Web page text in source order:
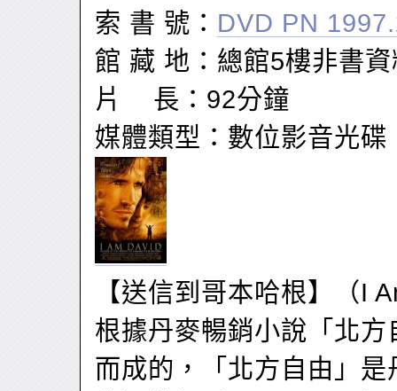
索 書 號： DVD PN
館 藏 地：總館5樓非書
片 長：92分鐘
媒體類型：數位影音光碟
【送信到哥本哈根】（I
根據丹麥暢銷小說「北方
而成的，「北方自由」是